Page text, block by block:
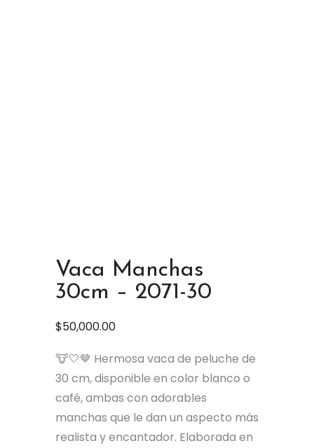
Vaca Manchas
30cm – 2071-30
$50,000.00
🐮🤍🤎 Hermosa vaca de peluche de
30 cm, disponible en color blanco o
café, ambas con adorables
manchas que le dan un aspecto más
realista y encantador. Elaborada en